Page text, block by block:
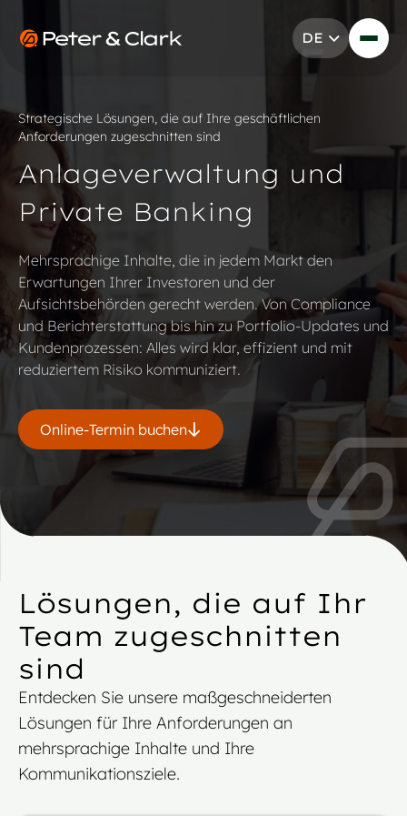
DE
Strategische Lösungen, die auf Ihre geschäftlichen
Anforderungen zugeschnitten sind
Anlageverwaltung und
Private Banking
Mehrsprachige Inhalte, die in jedem Markt den
Erwartungen Ihrer Investoren und der
Aufsichtsbehörden gerecht werden. Von Compliance
und Berichterstattung bis hin zu Portfolio-Updates und
Kundenprozessen: Alles wird klar, effizient und mit
reduziertem Risiko kommuniziert.
Online-Termin buchen
Lösungen, die auf Ihr
Team zugeschnitten
sind
Entdecken Sie unsere maßgeschneiderten
Lösungen für Ihre Anforderungen an
mehrsprachige Inhalte und Ihre
Kommunikationsziele.